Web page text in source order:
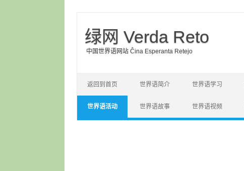
绿网 Verda Reto
中国世界语网站 Ĉina Esperanta Retejo
返回到首页 世界语简介 世界语学习
世界语活动 世界语故事 世界语视频